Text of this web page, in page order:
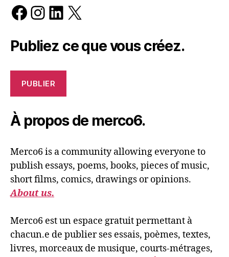
Facebook
Instagram
LinkedIn
X
Publiez ce que vous créez.
PUBLIER
À propos de merco6.
Merco6 is a community allowing everyone to
publish essays, poems, books, pieces of music,
short films, comics, drawings or opinions.
About us.
Merco6 est un espace gratuit permettant à
chacun.e de publier ses essais, poèmes, textes,
livres, morceaux de musique, courts-métrages,